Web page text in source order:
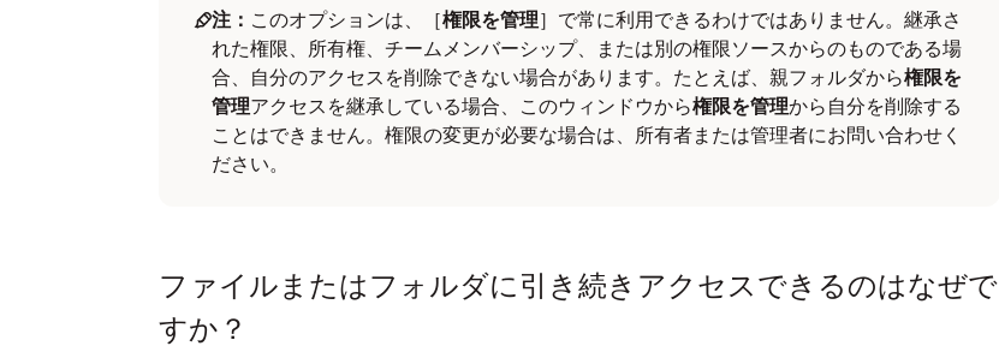
注： このオプションは、［権限を管理］で常に利用できるわけではありません。継承さ
れた権限、所有権、チームメンバーシップ、または別の権限ソースからのものである場
合、自分のアクセスを削除できない場合があります。たとえば、親フォルダから権限を
管理アクセスを継承している場合、このウィンドウから権限を管理から自分を削除する
ことはできません。権限の変更が必要な場合は、所有者または管理者にお問い合わせく
ださい。
ファイルまたはフォルダに引き続きアクセスできるのはなぜで
すか？